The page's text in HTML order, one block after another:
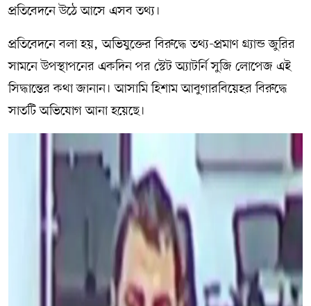
প্রতিবেদনে উঠে আসে এসব তথ্য।
প্রতিবেদনে বলা হয়, অভিযুক্তের বিরুদ্ধে তথ্য-প্রমাণ গ্র্যান্ড জুরির
সামনে উপস্থাপনের একদিন পর স্টেট অ্যাটর্নি সুজি লোপেজ এই
সিদ্ধান্তের কথা জানান। আসামি হিশাম আবুগারবিয়েহর বিরুদ্ধে
সাতটি অভিযোগ আনা হয়েছে।